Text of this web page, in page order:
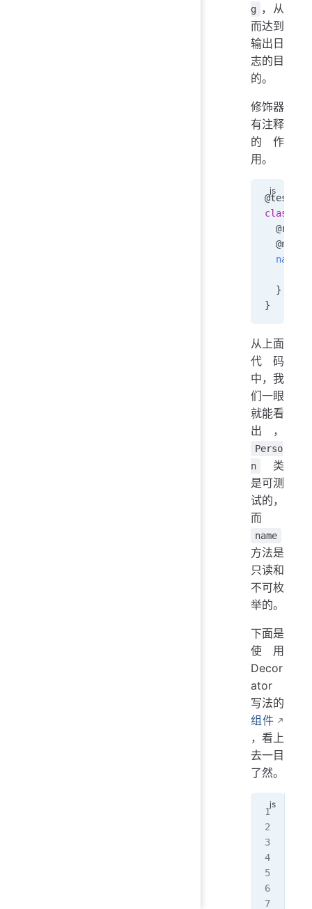
g
，从
而达到
输出日
志的目
的。
修饰器
有注释
的作
用。
@
class
  @
  @
  name
  }
}
从上面
代码
中，我
们一眼
就能看
出，
Perso
n
类
是可测
试的，
而
name
方法是
只读和
不可枚
举的。
下面是
使用
Decor
ator
写法的
组件
，看上
去一目
了然。